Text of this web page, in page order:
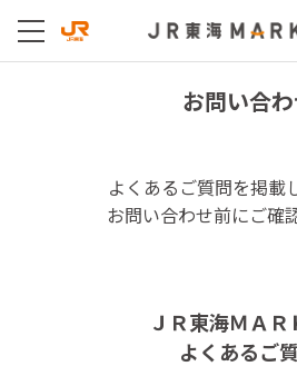
お問い合
よくあるご質問を掲載
お問い合わせ前にご確
ＪＲ東海ＭＡＲ
よくあるご